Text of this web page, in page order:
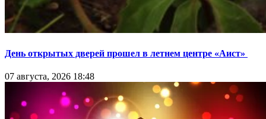
День открытых дверей прошел в летнем центре «Аист»
07 августа, 2026 18:48